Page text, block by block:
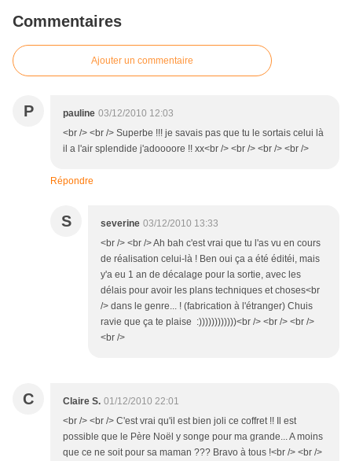
Commentaires
Ajouter un commentaire
P pauline 03/12/2010 12:03
<br /> <br /> Superbe !!! je savais pas que tu le sortais celui là
il a l'air splendide j'adoooore !! xx<br /> <br /> <br /> <br />
Répondre
S severine 03/12/2010 13:33
<br /> <br /> Ah bah c'est vrai que tu l'as vu en cours
de réalisation celui-là ! Ben oui ça a été éditéi, mais
y'a eu 1 an de décalage pour la sortie, avec les
délais pour avoir les plans techniques et choses<br
/> dans le genre... ! (fabrication à l'étranger) Chuis
ravie que ça te plaise :))))))))))))<br /> <br /> <br />
<br />
C Claire S. 01/12/2010 22:01
<br /> <br /> C'est vrai qu'il est bien joli ce coffret !! Il est
possible que le Père Noël y songe pour ma grande... A moins
que ce ne soit pour sa maman ??? Bravo à tous !<br /> <br />